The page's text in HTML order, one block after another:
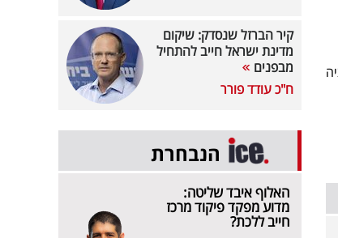
קיר הברזל שנסדק: שיקום
מדינת ישראל חייב להתחיל
מבפנים
ח"כ עודד פורר
הנבחרת
האלוף איבד שליטה:
מדוע מפקד פיקוד מרכז
חייב ללכת?